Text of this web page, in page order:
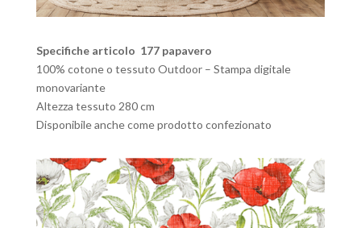
Specifiche articolo 177 papavero
100% cotone o tessuto Outdoor – Stampa digitale
monovariante
Altezza tessuto 280 cm
Disponibile anche come prodotto confezionato